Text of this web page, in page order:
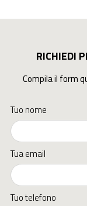
RICHIEDI
Compila il form
Tuo nome
Tua email
Tuo telefono